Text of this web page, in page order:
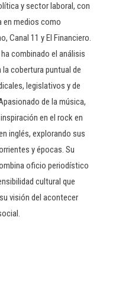
y sector laboral, con
en medios como
Canal 11 y El Financiero.
combinado el análisis
cobertura puntual de
legislativos y de
de la música,
en el rock en
inglés, explorando sus
y épocas. Su
oficio periodístico
cultural que
visión del acontecer